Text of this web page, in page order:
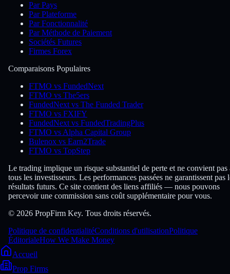
Par Pays
Par Plateforme
Par Fonctionnalité
Par Méthode de Paiement
Sociétés Futures
Firmes Forex
Comparaisons Populaires
FTMO vs FundedNext
FTMO vs The5ers
FundedNext vs The Funded Trader
FTMO vs FXIFY
FundedNext vs FundedTradingPlus
FTMO vs Alpha Capital Group
Bulenox vs Earn2Trade
FTMO vs TopStep
Le trading implique un risque substantiel de perte et ne convient pas
tous les investisseurs. Les performances passées ne garantissent pas
résultats futurs. Ce site contient des liens affiliés — nous pouvons
percevoir une commission sans coût supplémentaire pour vous.
© 2026 PropFirm Key. Tous droits réservés.
Politique de confidentialitéConditions d'utilisationPolitique
ÉditorialeHow We Make Money
Accueil
Prop Firms